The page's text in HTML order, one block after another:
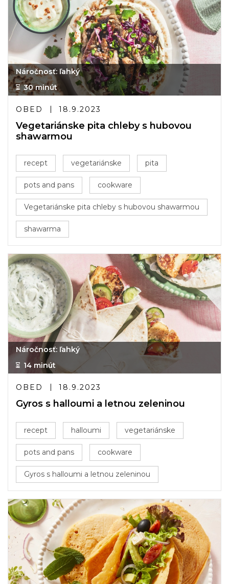
Náročnosť: ľahký
30 minút
OBED 18.9.2023
Vegetariánske pita chleby s hubovou
shawarmou
recept vegetariánske pita
pots and pans cookware
Vegetariánske pita chleby s hubovou shawarmou
shawarma
Náročnosť: ľahký
14 minút
OBED 18.9.2023
Gyros s halloumi a letnou zeleninou
recept halloumi vegetariánske
pots and pans cookware
Gyros s halloumi a letnou zeleninou